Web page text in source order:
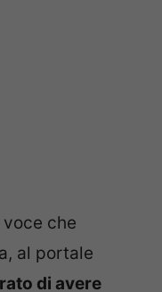
che
al portale
di avere